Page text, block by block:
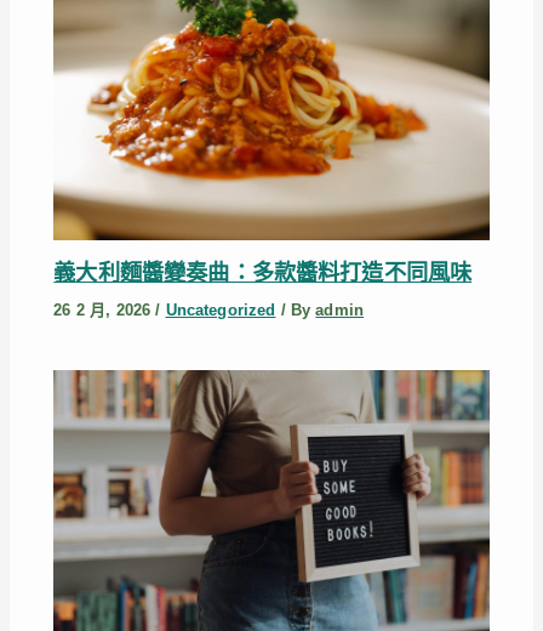
義大利麵醬變奏曲：多款醬料打造不同風味
26 2 月, 2026/ Uncategorized / Byadmin